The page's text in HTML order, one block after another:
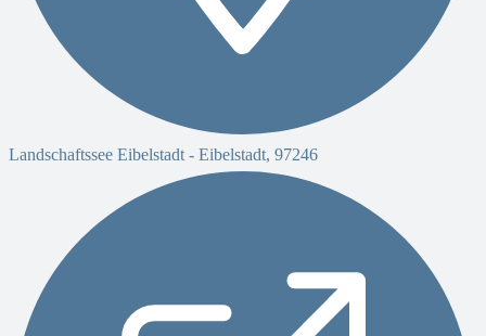
Landschaftssee Eibelstadt - Eibelstadt, 97246